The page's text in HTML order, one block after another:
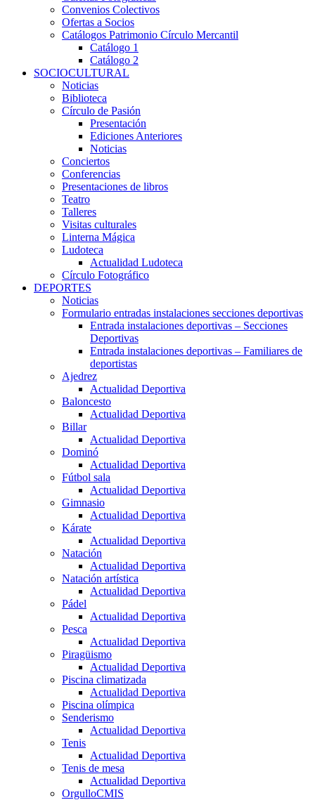
Convenios Colectivos
Ofertas a Socios
Catálogos Patrimonio Círculo Mercantil
Catálogo 1
Catálogo 2
SOCIOCULTURAL
Noticias
Biblioteca
Círculo de Pasión
Presentación
Ediciones Anteriores
Noticias
Conciertos
Conferencias
Presentaciones de libros
Teatro
Talleres
Visitas culturales
Linterna Mágica
Ludoteca
Actualidad Ludoteca
Círculo Fotográfico
DEPORTES
Noticias
Formulario entradas instalaciones secciones deportivas
Entrada instalaciones deportivas – Secciones
Deportivas
Entrada instalaciones deportivas – Familiares de
deportistas
Ajedrez
Actualidad Deportiva
Baloncesto
Actualidad Deportiva
Billar
Actualidad Deportiva
Dominó
Actualidad Deportiva
Fútbol sala
Actualidad Deportiva
Gimnasio
Actualidad Deportiva
Kárate
Actualidad Deportiva
Natación
Actualidad Deportiva
Natación artística
Actualidad Deportiva
Pádel
Actualidad Deportiva
Pesca
Actualidad Deportiva
Piragüismo
Actualidad Deportiva
Piscina climatizada
Actualidad Deportiva
Piscina olímpica
Senderismo
Actualidad Deportiva
Tenis
Actualidad Deportiva
Tenis de mesa
Actualidad Deportiva
OrgulloCMIS